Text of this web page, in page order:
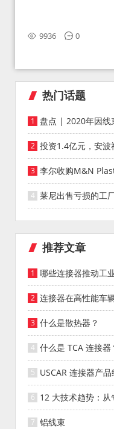
9936 0
热门话题
盘点 | 2020年因线
投资1.4亿元，安波
能仓库
李尔收购M&N
统业务
莱尼出售亏损的工
投资者
推荐文章
哪些连接器推动工
连接器在高性能车
什么是散热器？
什么是 TCA 连接器
USCAR 连接器产品
12 大技术趋势：从
器的演变
铝线束